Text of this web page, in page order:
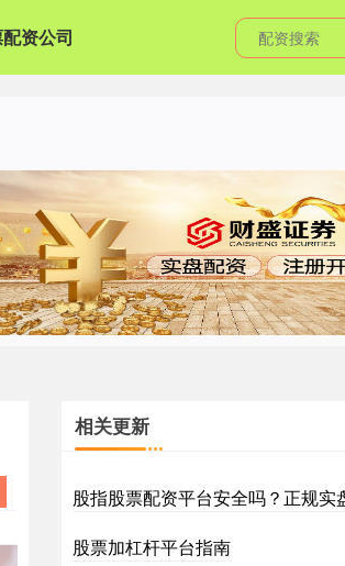
资公司
相关更新
股指股票配资平台安全吗？正规实
股票加杠杆平台指南